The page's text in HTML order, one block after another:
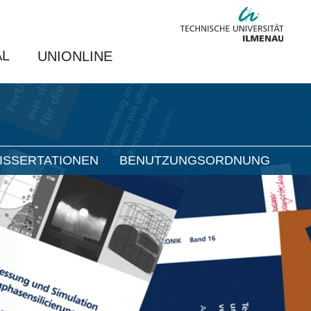
UNIONLINE
BENUTZUNGSORDNUNG